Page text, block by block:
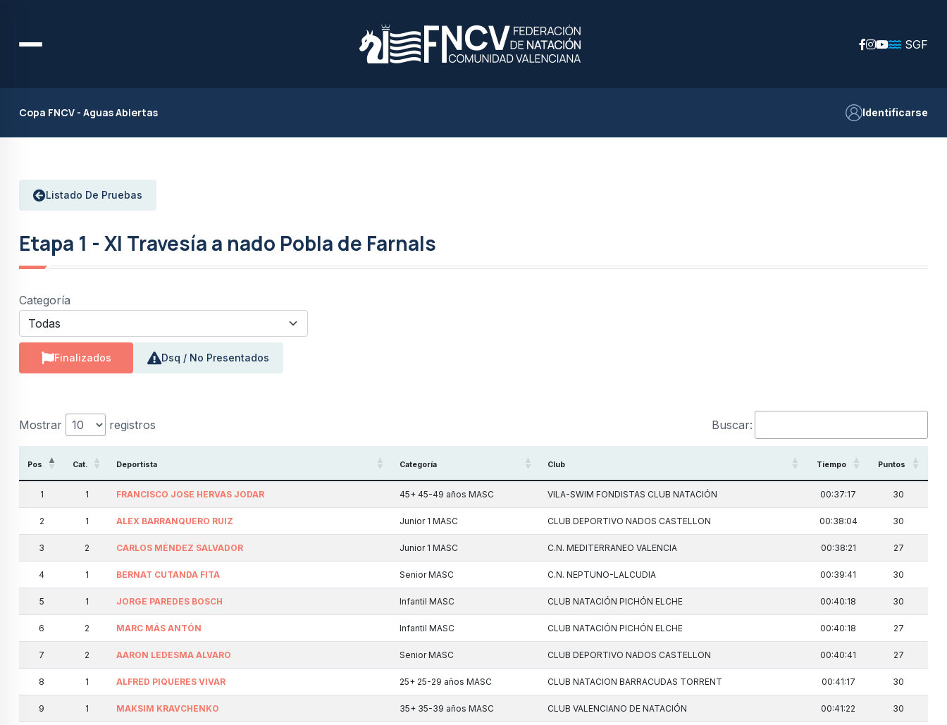
SGF
Copa FNCV - Aguas Abiertas Identificarse
Listado De Pruebas
Etapa 1 - XI Travesía a nado Pobla de Farnals
Categoría
Finalizados Dsq / No Presentados
Mostrar registros Buscar:
Pos Cat. Deportista Categoría Club Tiempo Puntos
1 1 FRANCISCO JOSE HERVAS JODAR 45+ 45-49 años MASC VILA-SWIM FONDISTAS CLUB NATACIÓN 00:37:17 30
2 1 ALEX BARRANQUERO RUIZ Junior 1 MASC CLUB DEPORTIVO NADOS CASTELLON 00:38:04 30
3 2 CARLOS MÉNDEZ SALVADOR Junior 1 MASC C.N. MEDITERRANEO VALENCIA 00:38:21 27
4 1 BERNAT CUTANDA FITA Senior MASC C.N. NEPTUNO-LALCUDIA 00:39:41 30
5 1 JORGE PAREDES BOSCH Infantil MASC CLUB NATACIÓN PICHÓN ELCHE 00:40:18 30
6 2 MARC MÁS ANTÓN Infantil MASC CLUB NATACIÓN PICHÓN ELCHE 00:40:18 27
7 2 AARON LEDESMA ALVARO Senior MASC CLUB DEPORTIVO NADOS CASTELLON 00:40:41 27
8 1 ALFRED PIQUERES VIVAR 25+ 25-29 años MASC CLUB NATACION BARRACUDAS TORRENT 00:41:17 30
9 1 MAKSIM KRAVCHENKO 35+ 35-39 años MASC CLUB VALENCIANO DE NATACIÓN 00:41:22 30